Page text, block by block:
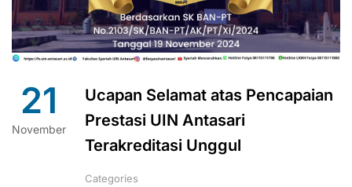
21
November
Ucapan Selamat atas Pencapaian
Prestasi UIN Antasari
Terakreditasi Unggul
Categories